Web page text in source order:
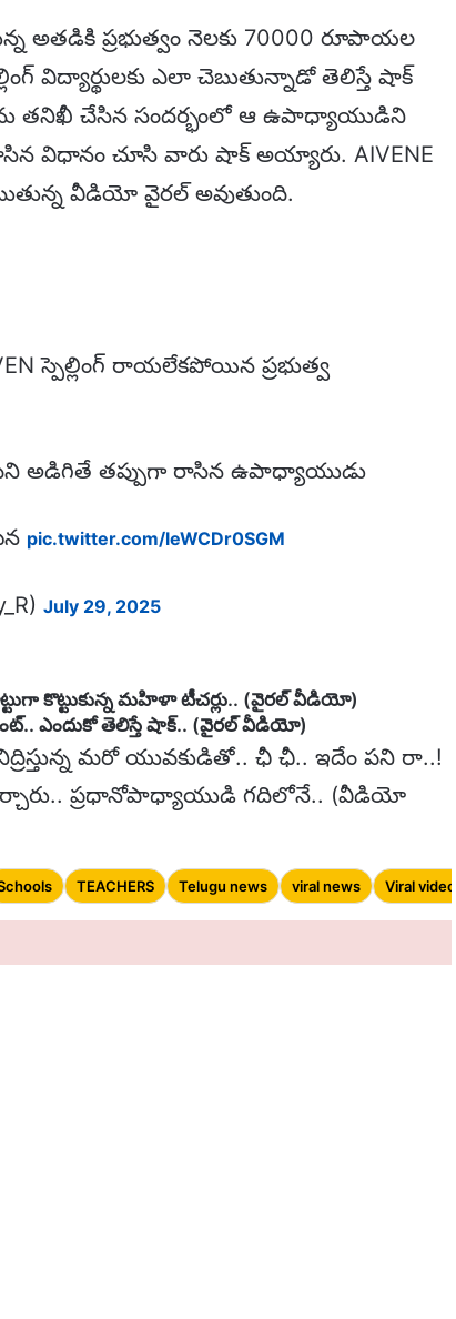
అతడికి ప్రభుత్వం నెలకు 70000 రూపాయల
విద్యార్థులకు ఎలా చెబుతున్నాడో తెలిస్తే షాక్
తనిఖీ చేసిన సందర్భంలో ఆ ఉపాధ్యాయుడిని
విధానం చూసి వారు షాక్ అయ్యారు. AIVENE
వీడియో వైరల్ అవుతుంది.
స్పెల్లింగ్ రాయలేకపోయిన ప్రభుత్వ
అడిగితే తప్పుగా రాసిన ఉపాధ్యాయుడు
pic.twitter.com/leWCDr0SGM
July 29, 2025
కొట్టుకున్న మహిళా టీచర్లు.. (వైరల్ వీడియో)
ఎందుకో తెలిస్తే షాక్.. (వైరల్ వీడియో)
మరో యువకుడితో.. ఛీ ఛీ.. ఇదేం పని రా..!
ప్రధానోపాధ్యాయుడి గదిలోనే.. (వీడియో
TEACHERS Telugu news viral news Viral videos